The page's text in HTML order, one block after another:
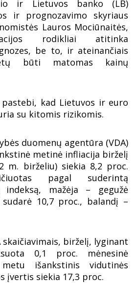
ir Lietuvos banko (LB)
ir prognozavimo skyriaus
Lauros Mociūnaitės,
rodikliai atitinka
be to, ir ateinančiais
būti matomas kainų
kad Lietuvos ir euro
su kitomis rizikomis.
duomenų agentūra (VDA)
metinė infliacija birželį
m. birželiu) siekia 8,2 proc.
pagal suderintą
mažėja – gegužė
10,7 proc., balandį –
skaičiavimais, birželį, lyginant
0,1 proc. mėnesinė
išankstinis vidutinės
įvertis siekia 17,3 proc.